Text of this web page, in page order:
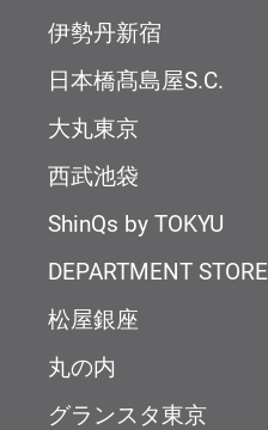
伊勢丹新宿
日本橋髙島屋S.C.
大丸東京
西武池袋
ShinQs by TOKYU
DEPARTMENT STORE
松屋銀座
丸の内
グランスタ東京